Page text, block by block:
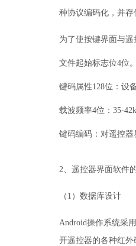
种协议编码化，并存
为了使按键界面与遥
文件起始标志位4位。
键码属性128位：设
载波频率4位：35-
键码编码：对遥控器
2、遥控器界面软件
（1）数据库设计
Android操作系统采
开遥控器的各种红外